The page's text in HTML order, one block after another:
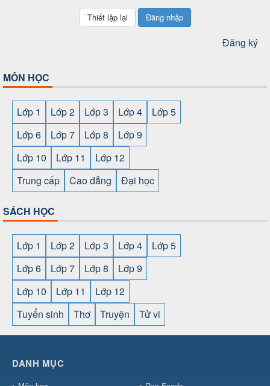
Đăng nhập
Đăng ký
MÔN HỌC
Lớp 1 Lớp 2 Lớp 3 Lớp 4
Lớp 5
Lớp 6
Lớp 7 Lớp 8
Lớp 9
Lớp 10
Lớp 11
Lớp 12
Trung cấp
Cao đẳng Đại học
SÁCH HỌC
Lớp 1 Lớp 2 Lớp 3 Lớp 4
Lớp 5
Lớp 6
Lớp 7 Lớp 8
Lớp 9
Lớp 10
Lớp 11
Lớp 12
Tuyển sinh
Thơ Truyện Tử vi
cái OPEN88⇔
⇔https://gameb52a.club/ https://taixiuonl.com/
DANH MỤC